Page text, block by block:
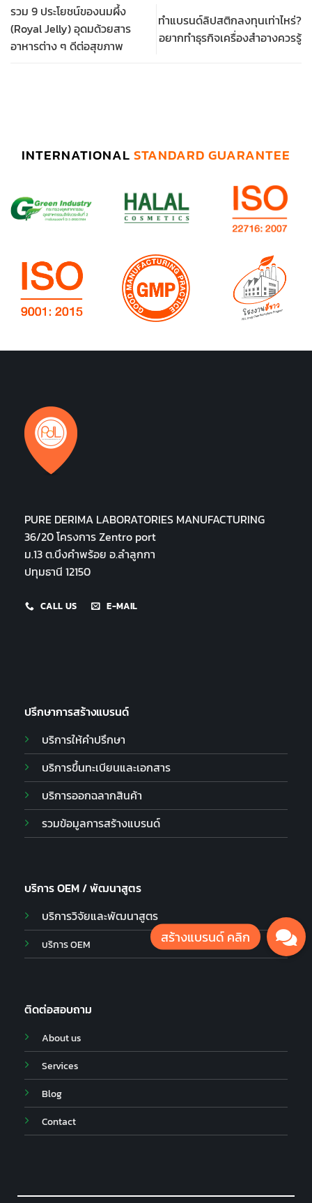
รวม 9 ประโยชน์ของนมผึ้ง
(Royal Jelly) อุดมด้วยสาร
อาหารต่าง ๆ ดีต่อสุขภาพ
ทำแบรนด์ลิปสติกลงทุนเท่าไหร่?
อยากทำธุรกิจเครื่องสำอางควรรู้
INTERNATIONAL STANDARD GUARANTEE
PURE DERIMA LABORATORIES MANUFACTURING
36/20 โครงการ Zentro port
ม.13 ต.บึงคำพร้อย อ.ลำลูกกา
ปทุมธานี 12150
CALL US E-MAIL
ปรึกษาการสร้างแบรนด์
บริการให้คำปรึกษา
บริการขึ้นทะเบียนและเอกสาร
บริการออกฉลากสินค้า
รวมข้อมูลการสร้างแบรนด์
บริการ OEM / พัฒนาสูตร
บริการวิจัยและพัฒนาสูตร
บริการ OEM
ติดต่อสอบถาม
About us
Services
Blog
Contact